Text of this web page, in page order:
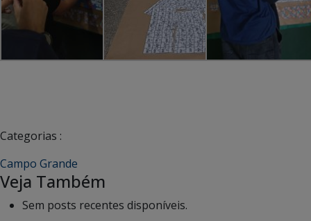
Categorias :
Campo Grande
Veja Também
Sem posts recentes disponíveis.